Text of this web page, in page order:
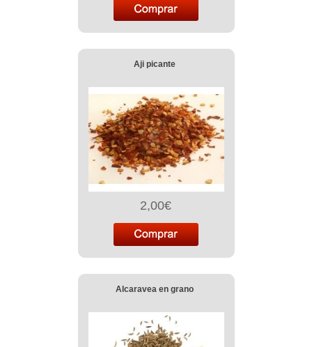
Aji picante
2,00€
Alcaravea en grano